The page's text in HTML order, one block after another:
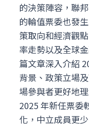
的決策陣容，聯
的輪值票委也發
策取向和經濟觀
率走勢以及全球
篇文章深入介紹
背景、政策立場
場參與者更好地
2025 年新任票委
化，中立成員更